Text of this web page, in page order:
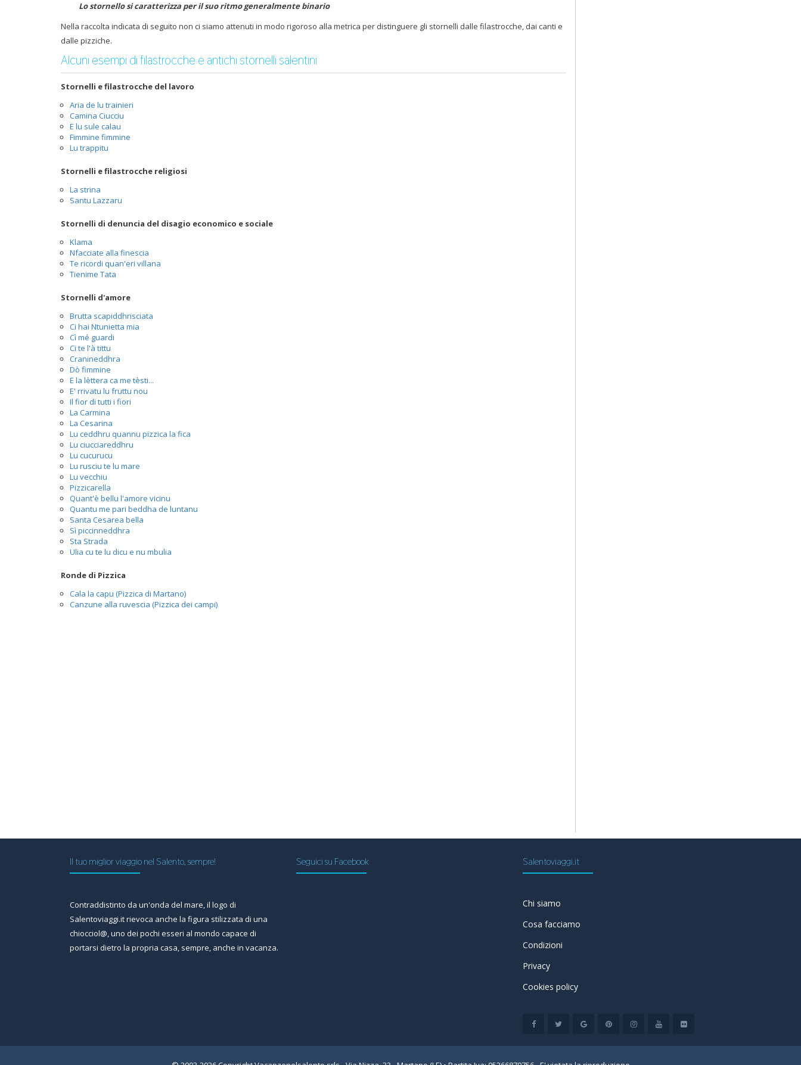
Lo stornello si caratterizza per il suo ritmo generalmente binario
Nella raccolta indicata di seguito non ci siamo attenuti in modo rigoroso alla metrica per distinguere gli stornelli dalle filastrocche, dai canti e
dalle pizziche.
Alcuni esempi di filastrocche e antichi stornelli salentini
Stornelli e filastrocche del lavoro
Aria de lu trainieri
Camina Ciucciu
E lu sule calau
Fimmine fimmine
Lu trappitu
Stornelli e filastrocche religiosi
La strina
Santu Lazzaru
Stornelli di denuncia del disagio economico e sociale
Klama
Nfacciate alla finescia
Te ricordi quan'eri villana
Tienime Tata
Stornelli d'amore
Brutta scapiddhrisciata
Ci hai Ntunietta mia
Cì mé guardi
Ci te l'à tittu
Cranineddhra
Dò fimmine
E la lèttera ca me tèsti...
E' rrivatu lu fruttu nou
Il fior di tutti i fiori
La Carmina
La Cesarina
Lu ceddhru quannu pizzica la fica
Lu ciucciareddhru
Lu cucurucu
Lu rusciu te lu mare
Lu vecchiu
Pizzicarella
Quant'è bellu l'amore vicinu
Quantu me pari beddha de luntanu
Santa Cesarea bella
Sì piccinneddhra
Sta Strada
Ulia cu te lu dicu e nu mbulia
Ronde di Pizzica
Cala la capu (Pizzica di Martano)
Canzune alla ruvescia (Pizzica dei campi)
Il tuo miglior viaggio nel Salento, sempre!
Contraddistinto da un'onda del mare, il logo di
Salentoviaggi.it rievoca anche la figura stilizzata di una
chiocciol@, uno dei pochi esseri al mondo capace di
portarsi dietro la propria casa, sempre, anche in vacanza.
Seguici su Facebook Salentoviaggi.it
Chi siamo
Cosa facciamo
Condizioni
Privacy
Cookies policy